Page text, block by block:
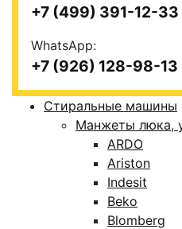
+7 (499) 391-12-33
WhatsApp:
+7 (926) 128-98-13
Стиральные машины
Манжеты люка,
ARDO
Ariston
Indesit
Beko
Blomberg